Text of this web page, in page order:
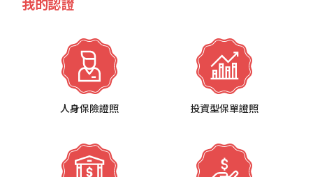
我的認證
人身保險證照 投資型保單證照